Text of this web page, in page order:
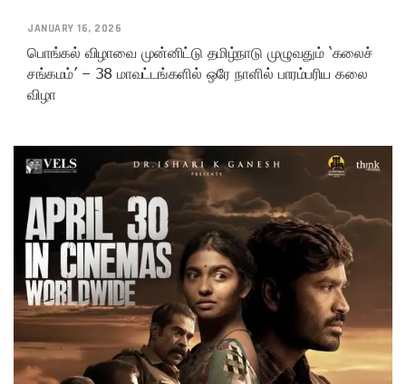
JANUARY 16, 2026
பொங்கல் விழாவை முன்னிட்டு தமிழ்நாடு முழுவதும் ‘கலைச்
சங்கமம்’ – 38 மாவட்டங்களில் ஒரே நாளில் பாரம்பரிய கலை
விழா